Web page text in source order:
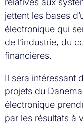
relatives aux
jettent les bases
électronique qui
de l’industrie, du
financières.
Il sera intéressant
projets du
électronique
par les résultats à